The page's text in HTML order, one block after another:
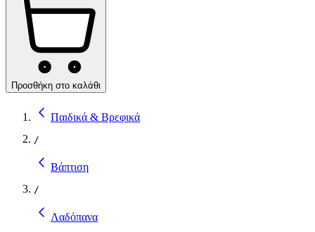
Προσθήκη στο καλάθι
Παιδικά & Βρεφικά
/
Βάπτιση
/
Λαδόπανα